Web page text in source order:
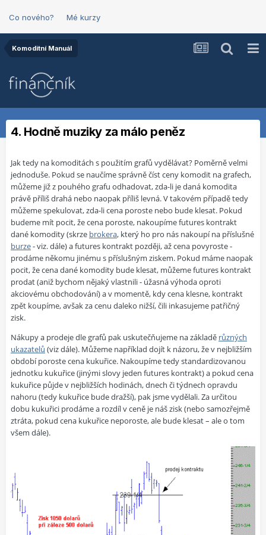
Co nového? Mé kurzy
Komoditní Manuál
4. Hodně muziky za málo peněz
Jak tedy na komoditách s použitím grafů vydělávat? Poměrně velmi
jednoduše. Pokud se naučíme správně čístceny komodit na grafech,
můžeme již z pouhého grafu odhadovat, zda-li je daná komodita
právě příliš drahá nebo naopak příliš levná. V takovém případě tedy
můžeme spekulovat, zda-li cena poroste nebo bude klesat. Pokud
budeme mít pocit, že cena poroste, nakoupíme futures kontrakt
dané komodity (skrze brokera, který ho pro nás nakoupí na příslušné
burze- viz. dále) a futures kontrakt později, až cena povyroste -
prodáme někomu jinému s příslušným ziskem. Pokud máme naopak
pocit, že cena dané komodity bude klesat, můžeme futures kontrakt
prodat (aniž bychom nějaký vlastnili - úžasná výhoda oproti
akciovému obchodování) a v momentě, kdy cena klesne, kontrakt
zpět koupíme, avšak za cenu daleko nižší, čili inkasujeme patřičný
zisk.
Nákupy a prodeje dle grafů pak uskutečňujeme na základě různých
ukazatelů (viz dále). Můžeme například dojít k názoru, že v nejbližším
období poroste cena kukuřice. Nakoupíme tedy standardizovanou
jednotku kukuřice (jinými slovy jeden futures kontrakt) a pokud cena
kukuřice půjde v nejbližších hodinách, dnech či týdnech opravdu
nahoru (tedy kukuřice bude dražší), pak jsme vydělali. Za určitou
dobu kukuřici prodáme a rozdíl v ceně je náš zisk (nebo samozřejmě
ztráta, pokud cena kukuřice neporoste, ale bude klesat – ale o tom
všem dále).